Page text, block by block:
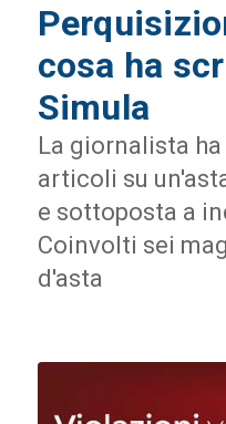
cosa ha
Simula
La giornalista
articoli su
e sottoposta a
Coinvolti sei
d'asta